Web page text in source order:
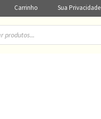
Carrinho Sua Privacidade